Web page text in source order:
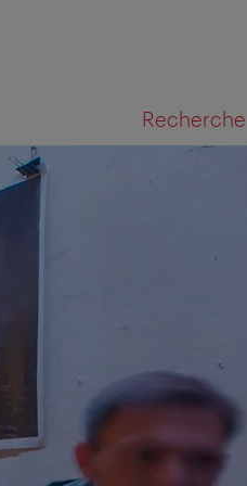
Recherche